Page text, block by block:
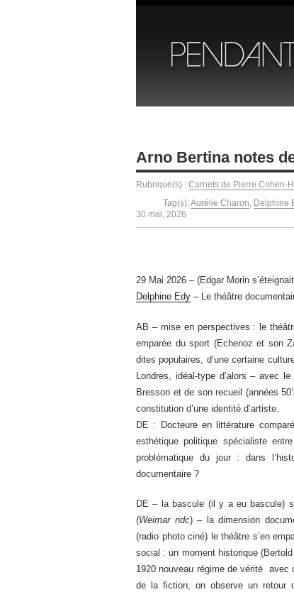
Arno Bertina notes
Rubrique(s) : Carnets de Pierre Cohen-
Tag(s):Aurélie Charon, Delphine
30 mai, 2026
29 Mai 2026 – (Edgar Morin
Delphine Edy – Le théâtre
AB – mise en perspectives : le
emparée du sport (Echenoz et son
dites populaires, d’une certaine
Londres, idéal-type d’alors – avec
Bresson et de son recueil (années
constitution d’une identité d’artiste.
DE : Docteure en littérature
esthétique politique spécialiste
problématique du jour : dans
documentaire ?
DE – la bascule (il y a eu bascule)
(Weimar ndc) – la dimension
(radio photo ciné) le théâtre s’en
social : un moment historique
1920 nouveau régime de vérité avec
de la fiction, on observe un retour